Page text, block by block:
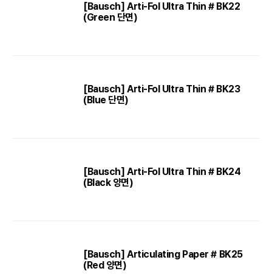
[Bausch] Arti-Fol Ultra Thin # BK22
(Green 단면)
[Bausch] Arti-Fol Ultra Thin # BK23
(Blue 단면)
[Bausch] Arti-Fol Ultra Thin # BK24
(Black 양면)
[Bausch] Articulating Paper # BK25
(Red 양면)